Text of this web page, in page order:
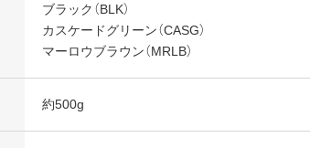
ブラック（BLK）
カスケードグリーン（CASG）
マーロウブラウン（MRLB）
約500g